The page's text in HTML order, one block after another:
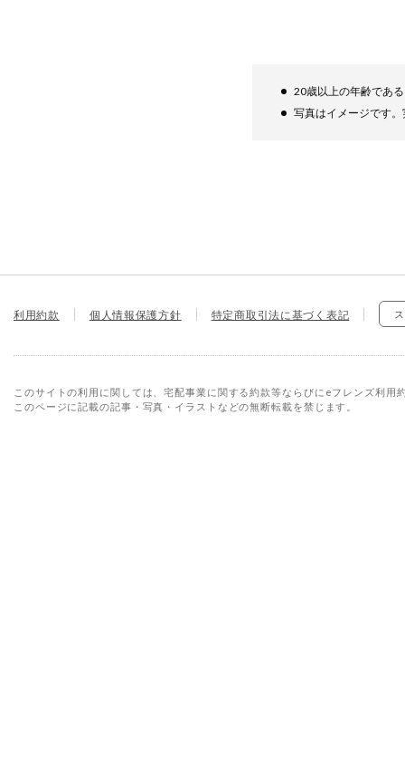
20歳以上の年齢であ
写真はイメージです
利用約款 個人情報保護方針 特定商取引法に基づく表記
このサイトの利用に関しては、宅配事業に関する約款等ならびにeフレンズ利用
このページに記載の記事・写真・イラストなどの無断転載を禁じます。